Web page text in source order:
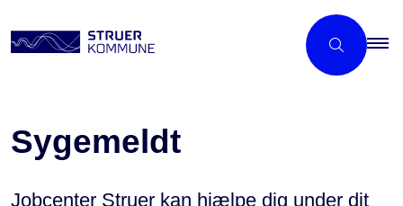
Sygemeldt
Jobcenter Struer kan hjælpe dig under dit